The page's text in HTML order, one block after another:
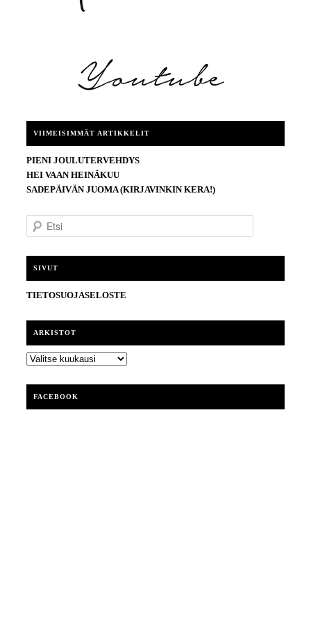
VIIMEISIMMÄT ARTIKKELIT
PIENI JOULUTERVEHDYS
HEI VAAN HEINÄKUU
SADEPÄIVÄN JUOMA (KIRJAVINKIN KERA!)
t
SIVUT
TIETOSUOJASELOSTE
ARKISTOT
ARKISTOT
FACEBOOK